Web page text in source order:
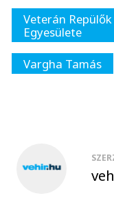
Veterán
Egyesülete
Vargha Tamás